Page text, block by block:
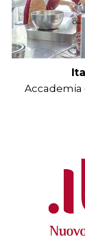
Accademia